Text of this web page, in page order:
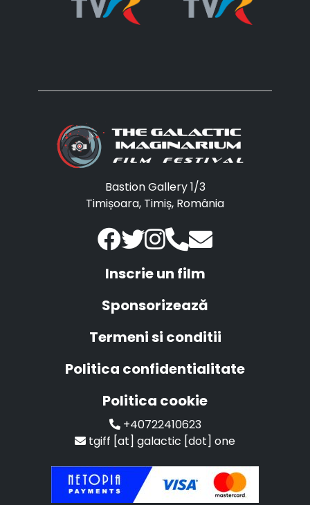
Bastion Gallery 1/3
Timișoara, Timiș, România
Inscrie un film
Sponsorizează
Termeni si conditii
Politica confidentialitate
Politica cookie
+40722410623
tgiff [at] galactic [dot] one